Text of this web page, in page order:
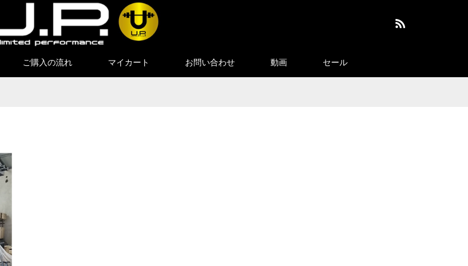
ご購入の流れ マイカート お問い合わせ 動画 セール